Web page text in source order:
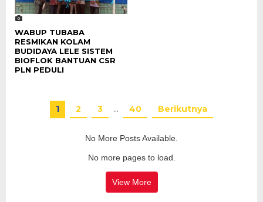
WABUP TUBABA
RESMIKAN KOLAM
BUDIDAYA LELE SISTEM
BIOFLOK BANTUAN CSR
PLN PEDULI
1 2 3 … 40 Berikutnya
No More Posts Available.
No more pages to load.
View More